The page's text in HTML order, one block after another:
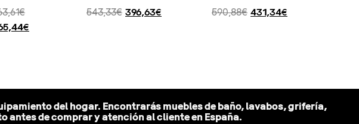
€
€
543,33€ 396,63€ 590,88€ 431,34€
del hogar. Encontrarás muebles de baño, lavabos, grifería,
antes de comprar y atención al cliente en España.